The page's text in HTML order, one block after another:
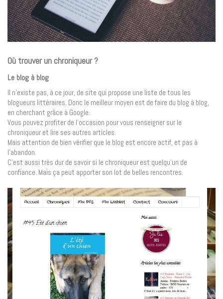
Où trouver un chroniqueur ?
Le blog à blog
Il n’existe pas, à ce jour, de site qui propose une liste de tous les
blogueurs littéraires. Donc le meilleur moyen est de faire du blog à blog,
en cherchant grâce à Google.
Vous pouvez profiter de l’occasion pour vous renseigner sur le
chroniqueur et lire ses autres articles.
Mais attention de bien vérifier que le blog est encore actif, et pas à
l’abandon.
C’est aussi très dur de savoir si le chroniqueur est quelqu’un de
confiance. Mais ça peut apporter son lot de belles rencontres.